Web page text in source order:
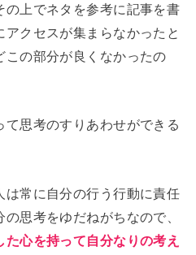
の上でネタを参考に記事を書
クセスが集まらなかったと
この部分が良くなかったの
て思考のすりあわせができる
は常に自分の行う行動に責任
思考をゆだねがちなので、
心を持って自分なりの考え